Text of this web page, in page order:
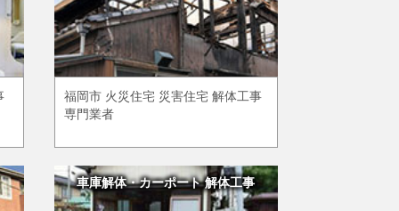
福岡市 火災住宅 災害住宅 解体工事
専門業者
車庫解体・カーポート 解体工事